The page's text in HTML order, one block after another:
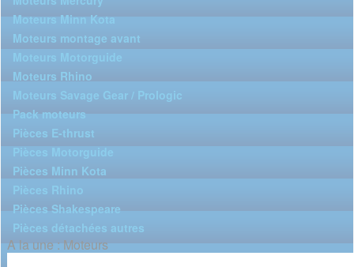
Moteurs Minn Kota
Moteurs montage avant
Moteurs Motorguide
Moteurs Rhino
Moteurs Savage Gear / Prologic
Pack moteurs
Pièces E-thrust
Pièces Motorguide
Pièces Minn Kota
Pièces Rhino
Pièces Shakespeare
Pièces détachées autres
A la une : Moteurs